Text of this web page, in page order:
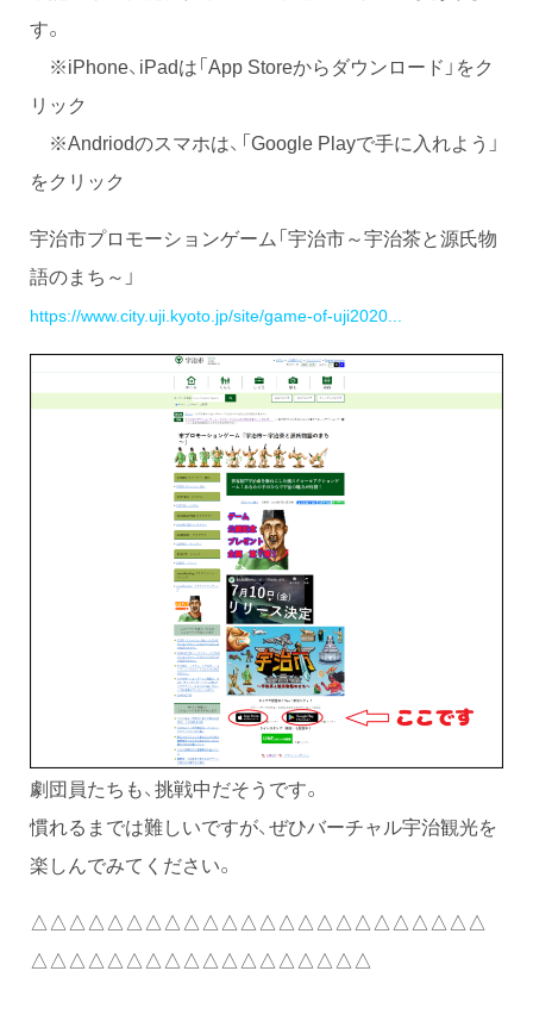
す。
※iPhone、iPadは「App Storeからダウンロード」をク
リック
※Andriodのスマホは、「Google Playで手に入れよう」
をクリック
宇治市プロモーションゲーム「宇治市～宇治茶と源氏物
語のまち～」
https://www.city.uji.kyoto.jp/site/game-of-uji2020...
劇団員たちも、挑戦中だそうです。
慣れるまでは難しいですが、ぜひバーチャル宇治観光を
楽しんでみてください。
△△△△△△△△△△△△△△△△△△△△△△△△
△△△△△△△△△△△△△△△△△△